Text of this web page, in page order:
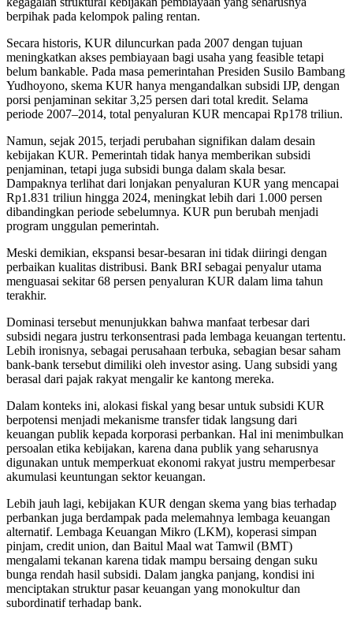
berpihak pada kelompok paling rentan.
Secara historis, KUR diluncurkan pada 2007 dengan tujuan
meningkatkan akses pembiayaan bagi usaha yang feasible tetapi
belum bankable. Pada masa pemerintahan Presiden Susilo Bambang
Yudhoyono, skema KUR hanya mengandalkan subsidi IJP, dengan
porsi penjaminan sekitar 3,25 persen dari total kredit. Selama
periode 2007–2014, total penyaluran KUR mencapai Rp178 triliun.
Namun, sejak 2015, terjadi perubahan signifikan dalam desain
kebijakan KUR. Pemerintah tidak hanya memberikan subsidi
penjaminan, tetapi juga subsidi bunga dalam skala besar.
Dampaknya terlihat dari lonjakan penyaluran KUR yang mencapai
Rp1.831 triliun hingga 2024, meningkat lebih dari 1.000 persen
dibandingkan periode sebelumnya. KUR pun berubah menjadi
program unggulan pemerintah.
Meski demikian, ekspansi besar-besaran ini tidak diiringi dengan
perbaikan kualitas distribusi. Bank BRI sebagai penyalur utama
menguasai sekitar 68 persen penyaluran KUR dalam lima tahun
terakhir.
Dominasi tersebut menunjukkan bahwa manfaat terbesar dari
subsidi negara justru terkonsentrasi pada lembaga keuangan tertentu.
Lebih ironisnya, sebagai perusahaan terbuka, sebagian besar saham
bank-bank tersebut dimiliki oleh investor asing. Uang subsidi yang
berasal dari pajak rakyat mengalir ke kantong mereka.
Dalam konteks ini, alokasi fiskal yang besar untuk subsidi KUR
berpotensi menjadi mekanisme transfer tidak langsung dari
keuangan publik kepada korporasi perbankan. Hal ini menimbulkan
persoalan etika kebijakan, karena dana publik yang seharusnya
digunakan untuk memperkuat ekonomi rakyat justru memperbesar
akumulasi keuntungan sektor keuangan.
Lebih jauh lagi, kebijakan KUR dengan skema yang bias terhadap
perbankan juga berdampak pada melemahnya lembaga keuangan
alternatif. Lembaga Keuangan Mikro (LKM), koperasi simpan
pinjam, credit union, dan Baitul Maal wat Tamwil (BMT)
mengalami tekanan karena tidak mampu bersaing dengan suku
bunga rendah hasil subsidi. Dalam jangka panjang, kondisi ini
menciptakan struktur pasar keuangan yang monokultur dan
subordinatif terhadap bank.